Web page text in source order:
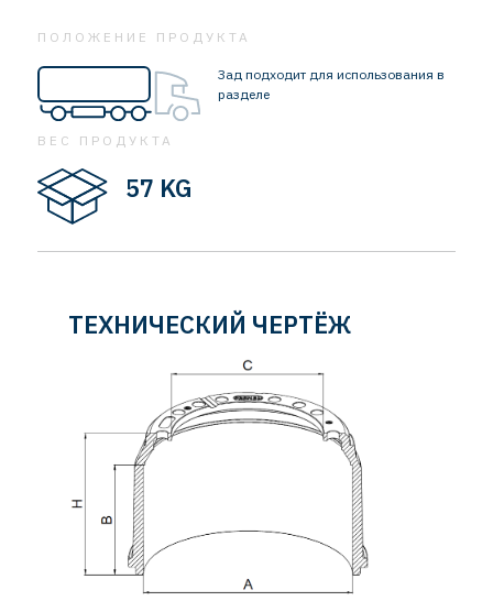
ПОЛОЖЕНИЕ ПРОДУКТА
Зад подходит для использования в
разделе
ВЕС ПРОДУКТА
57 KG
ТЕХНИЧЕСКИЙ ЧЕРТЁЖ